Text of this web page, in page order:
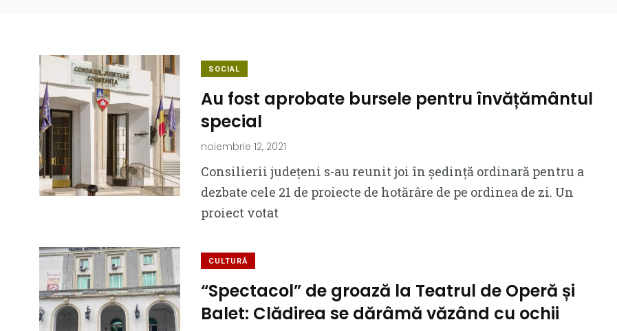
SOCIAL
Au fost aprobate bursele pentru învățământul
special
noiembrie 12, 2021
Consilierii județeni s-au reunit joi în ședință ordinară pentru a
dezbate cele 21 de proiecte de hotărâre de pe ordinea de zi. Un
proiect votat
CULTURĂ
“Spectacol” de groază la Teatrul de Operă și
Balet: Clădirea se dărâmă văzând cu ochii